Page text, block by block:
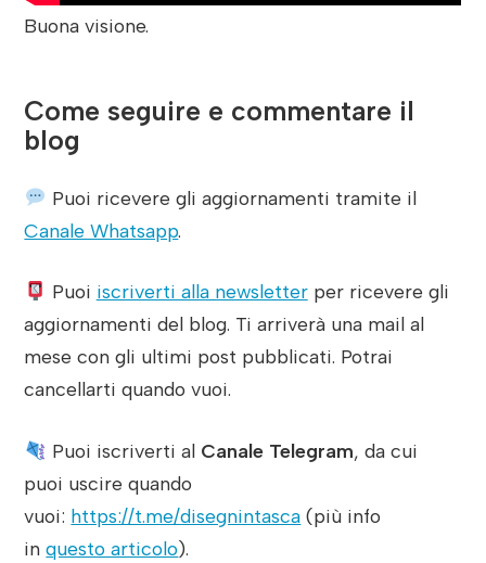
Buona visione.
Come seguire e commentare il
blog
Puoi ricevere gli aggiornamenti tramite il
Canale Whatsapp.
Puoi iscriverti alla newsletterper ricevere gli
aggiornamenti del blog. Ti arriverà una mail al
mese con gli ultimi post pubblicati. Potrai
cancellarti quando vuoi.
Puoi iscriverti al Canale Telegram, da cui
puoi uscire quando
vuoi: https://t.me/disegnintasca (più info
inquesto articolo).